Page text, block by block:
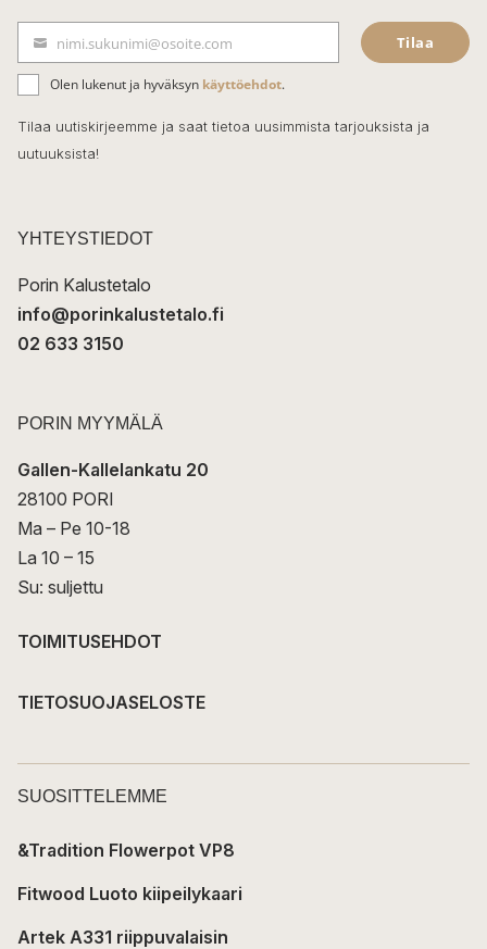
e
b
o
o
k
ä
h
k
t
nimi.sukunimi@osoite.com Tilaa
Olen lukenut ja hyväksyn käyttöehdot.
Tilaa uutiskirjeemme ja saat tietoa uusimmista tarjouksista ja
uutuuksista!
YHTEYSTIEDOT
Porin Kalustetalo
info@porinkalustetalo.fi
02 633 3150
PORIN MYYMÄLÄ
Gallen-Kallelankatu 20
28100 PORI
Ma – Pe 10-18
La 10 – 15
Su: suljettu
TOIMITUSEHDOT
TIETOSUOJASELOSTE
SUOSITTELEMME
&Tradition Flowerpot VP8
Fitwood Luoto kiipeilykaari
Artek A331 riippuvalaisin